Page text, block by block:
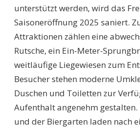
unterstützt werden, wird das
Saisoneröffnung 2025 saniert.
Attraktionen zählen eine
Rutsche, ein Ein-Meter-
weitläufige Liegewiesen zum
Besucher stehen moderne
Duschen und Toiletten zur
Aufenthalt angenehm gestalten.
und der Biergarten laden nach